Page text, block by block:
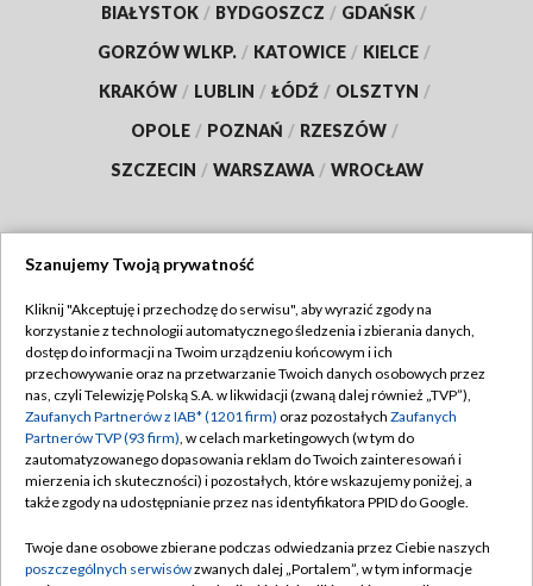
BIAŁYSTOK / BYDGOSZCZ / GDAŃSK /
GORZÓW WLKP. / KATOWICE / KIELCE /
KRAKÓW / LUBLIN / ŁÓDŹ / OLSZTYN /
OPOLE / POZNAŃ / RZESZÓW /
SZCZECIN / WARSZAWA / WROCŁAW
TVP
Abonament TVP
Emisja w TVP
Centrum informacji TVP
Naziemna Telewizja Cyfrowa
Rada Programowa
Regulamin TVP
Polityka prywatności
Moje zgody
Pomoc
Kontakt
Szanujemy Twoją prywatność
Kliknij "Akceptuję i przechodzę do serwisu", aby wyrazić zgody na
korzystanie z technologii automatycznego śledzenia i zbierania danych,
dostęp do informacji na Twoim urządzeniu końcowym i ich
przechowywanie oraz na przetwarzanie Twoich danych osobowych przez
nas, czyli Telewizję Polską S.A. w likwidacji (zwaną dalej również „TVP”),
Zaufanych Partnerów z IAB* (1201 firm) oraz pozostałych Zaufanych
Partnerów TVP (93 firm), w celach marketingowych (w tym do
zautomatyzowanego dopasowania reklam do Twoich zainteresowań i
mierzenia ich skuteczności) i pozostałych, które wskazujemy poniżej, a
także zgody na udostępnianie przez nas identyfikatora PPID do Google.
Twoje dane osobowe zbierane podczas odwiedzania przez Ciebie naszych
poszczególnych serwisówzwanych dalej „Portalem”, w tym informacje